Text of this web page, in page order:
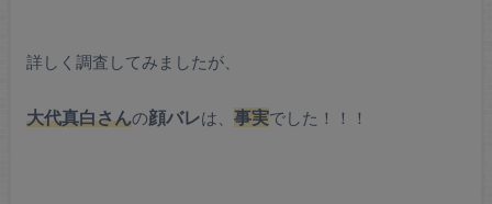
詳しく調査してみましたが、
大代真白さんの顔バレは、 事実でした！！！